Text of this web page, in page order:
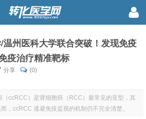
州医科大学联合突破！发现免疫
疫治疗精准靶标
分享
(0)
（ccRCC）是肾细胞癌（RCC）最常见的亚型，其
，ccRCC 逃避免疫监视的机制仍不完全清楚。